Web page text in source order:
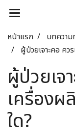
หน้าแรก บทควา
ผู้ป่วยเจาะคอ ค
ผู้ป่วยเจ
เครื่อง
ใด?